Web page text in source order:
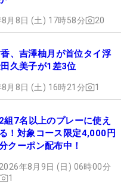
月8日 (土) 17時58分 20
、吉澤柚月が首位タイ浮
久美子が1差3位
月8日 (土) 16時21分 1
2組7名以上のプレーに使え
る！対象コース限定4,000円
クーポン配布中！
2026年8月9日 (日) 06時00分
1